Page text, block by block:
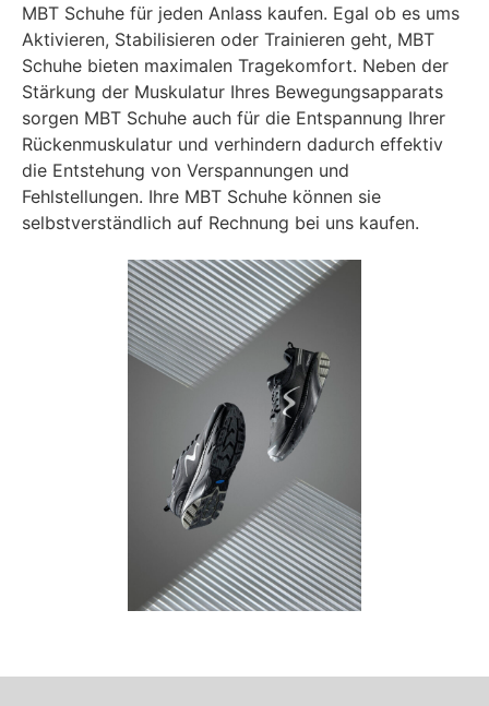
MBT Schuhe für jeden Anlass kaufen. Egal ob es ums
Aktivieren, Stabilisieren oder Trainieren geht, MBT
Schuhe bieten maximalen Tragekomfort. Neben der
Stärkung der Muskulatur Ihres Bewegungsapparats
sorgen MBT Schuhe auch für die Entspannung Ihrer
Rückenmuskulatur und verhindern dadurch effektiv
die Entstehung von Verspannungen und
Fehlstellungen. Ihre MBT Schuhe können sie
selbstverständlich auf Rechnung bei uns kaufen.